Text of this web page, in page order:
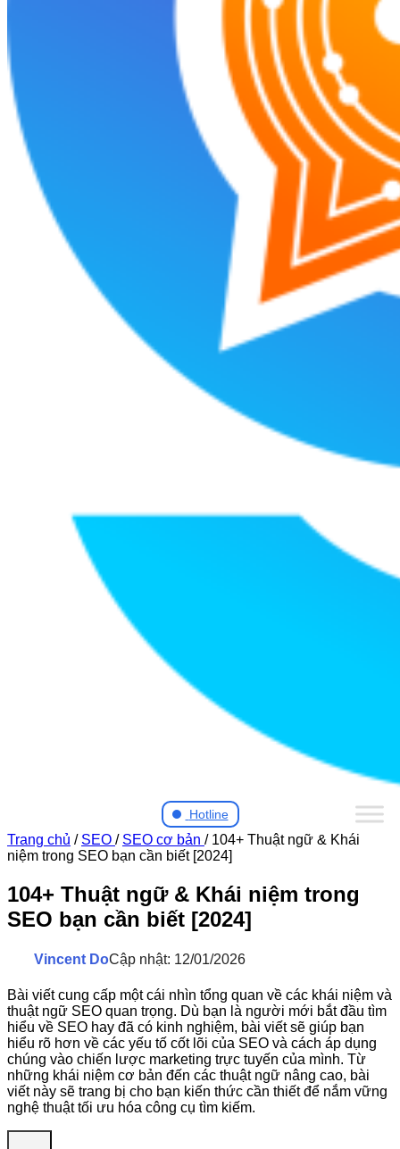
Hotline
Trang chủ / SEO / SEO cơ bản / 104+ Thuật ngữ & Khái
niệm trong SEO bạn cần biết [2024]
104+ Thuật ngữ & Khái niệm trong
SEO bạn cần biết [2024]
Vincent DoCập nhật: 12/01/2026
Bài viết cung cấp một cái nhìn tổng quan về các khái niệm và
thuật ngữ SEO quan trọng. Dù bạn là người mới bắt đầu tìm
hiểu về SEO hay đã có kinh nghiệm, bài viết sẽ giúp bạn
hiểu rõ hơn về các yếu tố cốt lõi của SEO và cách áp dụng
chúng vào chiến lược marketing trực tuyến của mình. Từ
những khái niệm cơ bản đến các thuật ngữ nâng cao, bài
viết này sẽ trang bị cho bạn kiến thức cần thiết để nắm vững
nghệ thuật tối ưu hóa công cụ tìm kiếm.